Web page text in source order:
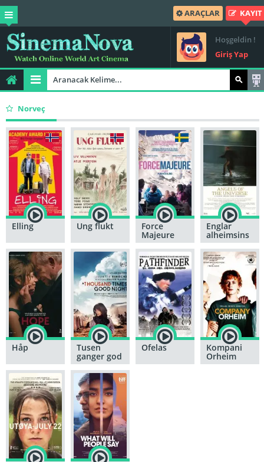
ARAÇLAR KAYIT
Hoşgeldin !
Giriş Yap
Norveç
Elling Ung flukt Force
Majeure
Englar
alheimsins
Håp Tusen
ganger god
natt
Ofelas Kompani
Orheim